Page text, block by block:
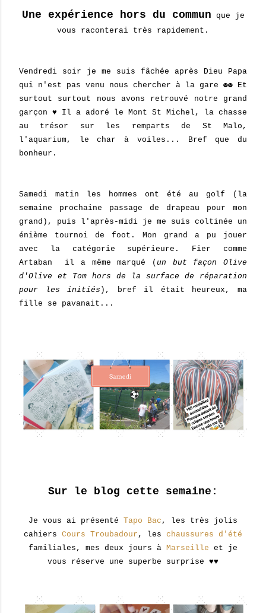
Une expérience hors du commun que je
vous raconterai très rapidement.
Vendredi soir je me suis fâchée après Dieu Papa
qui n'est pas venu nous chercher à la gare ☻☻ Et
surtout surtout nous avons retrouvé notre grand
garçon ♥ Il a adoré le Mont St Michel, la chasse
au trésor sur les remparts de St Malo,
l'aquarium, le char à voiles... Bref que du
bonheur.
Samedi matin les hommes ont été au golf (la
semaine prochaine passage de drapeau pour mon
grand), puis l'après-midi je me suis coltinée un
énième tournoi de foot. Mon grand a pu jouer
avec la catégorie supérieure. Fier comme
Artaban il a même marqué ( un but façon Olive
d'Olive et Tom hors de la surface de réparation
pour les initiés ), bref il était heureux, ma
fille se pavanait...
Sur le blog cette semaine:
Je vous ai présenté Tapo Bac , les très jolis
cahiers Cours Troubadour , les chaussures d'été
familiales, mes deux jours à Marseille et je
vous réserve une superbe surprise ♥♥